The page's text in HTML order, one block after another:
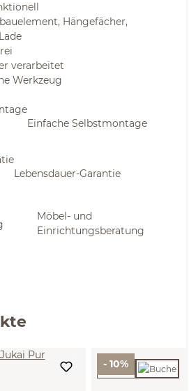
Hängefächer,
verarbeitet
Werkzeug
Einfache Selbstmontage
Lebensdauer-Garantie
Möbel- und
Einrichtungsberatung
- 10%